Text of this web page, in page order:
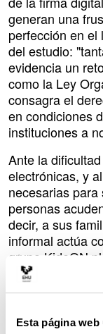
Esta página
generan una
perfección en
del estudio:
evidencia un
como la Ley
consagra el
en condiciones
instituciones a
Ante la
electrónicas, y
necesarias
personas
decir, a sus
informal actúa
grupo KideON
dependencia
fomenta la
solucionen un